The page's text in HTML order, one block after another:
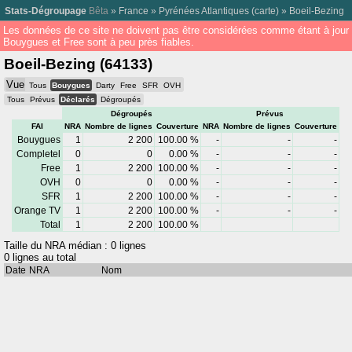
Stats-Dégroupage Bêta » France » Pyrénées Atlantiques (carte) » Boeil-Bezing
Les données de ce site ne doivent pas être considérées comme étant à
Bouygues et Free sont à peu près fiables.
Boeil-Bezing (64133)
Vue Tous Bouygues Darty Free SFR
OVH
Tous
Prévus Déclarés
Dégroupés
Dégroupés
Prévus
FAI
NRA Nombre de lignes Couverture NRA Nombre de lignes Couverture
Bouygues 1 2 200 100.00 % - -
-
Completel
0 0 0.00 % - -
-
Free
1 2 200 100.00 % - -
-
OVH
0 0 0.00 % - -
-
SFR
1 2 200 100.00 % - -
-
Orange TV
1 2 200 100.00 % - -
-
Total
1 2 200 100.00 %
Taille du NRA médian : 0 lignes
0 lignes au total
Date NRA Nom